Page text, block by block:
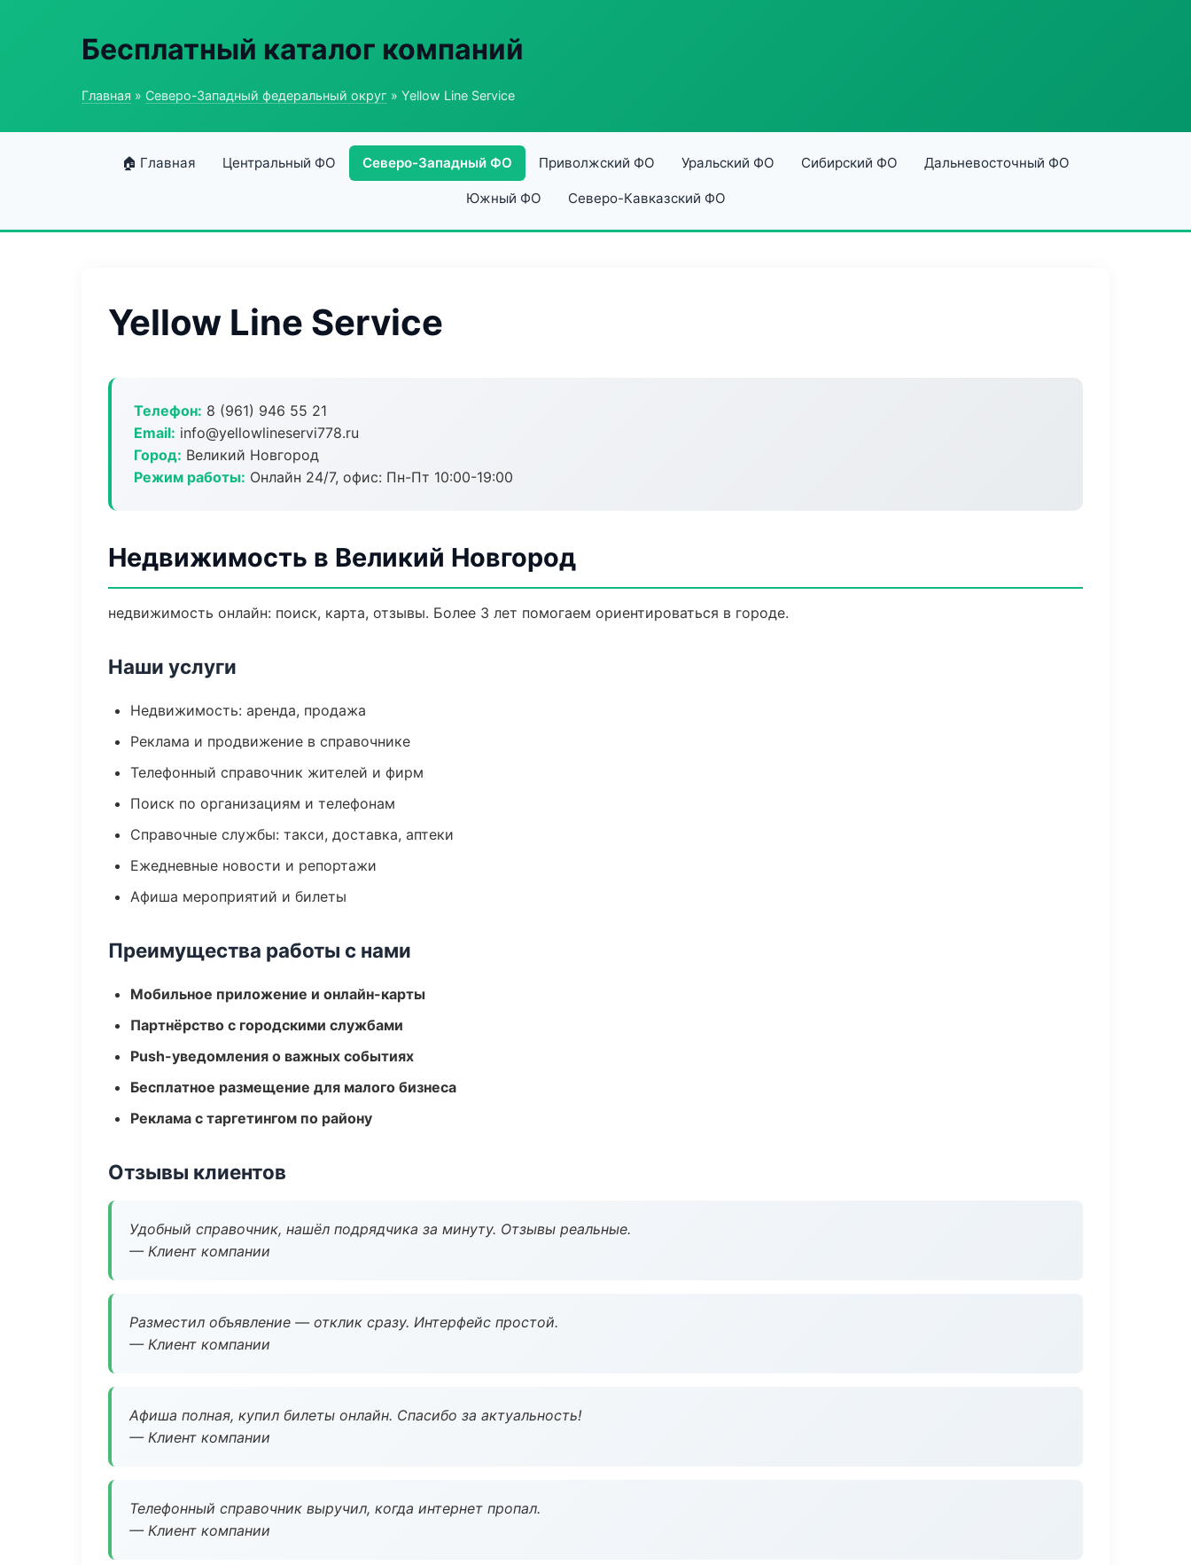
Бесплатный каталог компаний
Главная » Северо-Западный федеральный округ » Yellow Line Service
🏠 Главная Центральный ФО Северо-Западный ФО Приволжский ФО Уральский ФО Сибирский ФО Дальневосточный ФО
Южный ФО Северо-Кавказский ФО
Yellow Line Service
Телефон: 8 (961) 946 55 21
Email: info@yellowlineservi778.ru
Город: Великий Новгород
Режим работы: Онлайн 24/7, офис: Пн-Пт 10:00-19:00
Недвижимость в Великий Новгород
недвижимость онлайн: поиск, карта, отзывы. Более 3 лет помогаем ориентироваться в городе.
Наши услуги
Недвижимость: аренда, продажа
Реклама и продвижение в справочнике
Телефонный справочник жителей и фирм
Поиск по организациям и телефонам
Справочные службы: такси, доставка, аптеки
Ежедневные новости и репортажи
Афиша мероприятий и билеты
Преимущества работы с нами
Мобильное приложение и онлайн-карты
Партнёрство с городскими службами
Push-уведомления о важных событиях
Бесплатное размещение для малого бизнеса
Реклама с таргетингом по району
Отзывы клиентов
Удобный справочник, нашёл подрядчика за минуту. Отзывы реальные.
— Клиент компании
Разместил объявление — отклик сразу. Интерфейс простой.
— Клиент компании
Афиша полная, купил билеты онлайн. Спасибо за актуальность!
— Клиент компании
Телефонный справочник выручил, когда интернет пропал.
— Клиент компании